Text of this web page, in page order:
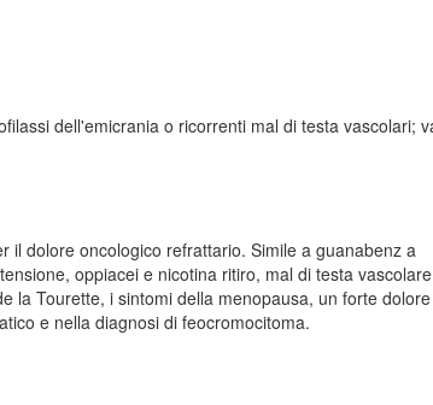
dell'emicrania o ricorrenti mal di testa vascolari;
il dolore oncologico refrattario. Simile a guanabenz a
oppiacei e nicotina ritiro, mal di testa
la Tourette, i sintomi della menopausa, un forte
e nella diagnosi di feocromocitoma.